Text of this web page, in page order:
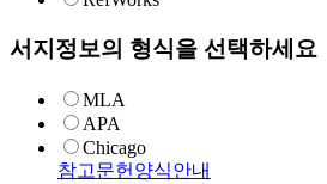
서지정보의 형식을 선택하세요
MLA
APA
Chicago
참고문헌양식안내